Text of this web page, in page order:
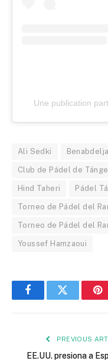
Une publication
Ali Sedki
Club de Pádel de
Hind Taheri Pádel
Torneo de Pádel del
Torneo de Pádel del
Youssef Hamzaoui
FacebookTwitter
PREVIOUS
EE.UU. presiona a